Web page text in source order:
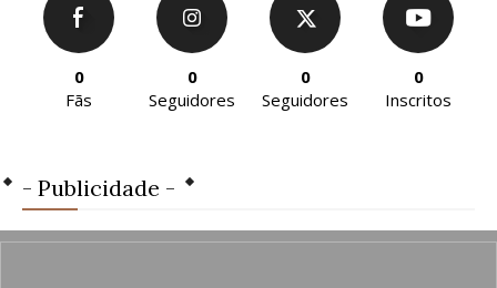
0
Fãs
0
Seguidores
0
Seguidores
0
Inscritos
- Publicidade -